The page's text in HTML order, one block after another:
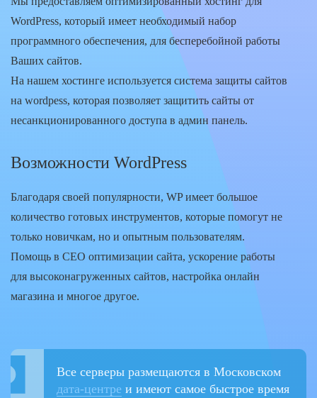
WordPress, который имеет необходимый набор
программного обеспечения, для бесперебойной работы
Ваших сайтов.
На нашем хостинге используется система защиты сайтов
на wordpess, которая позволяет защитить сайты от
несанкционированного доступа в админ панель.
Возможности WordPress
Благодаря своей популярности, WP имеет большое
количество готовых инструментов, которые помогут не
только новичкам, но и опытным пользователям.
Помощь в СЕО оптимизации сайта, ускорение работы
для высоконагруженных сайтов, настройка онлайн
магазина и многое другое.
Все серверы размещаются в Московском
дата-центре и имеют самое быстрое время